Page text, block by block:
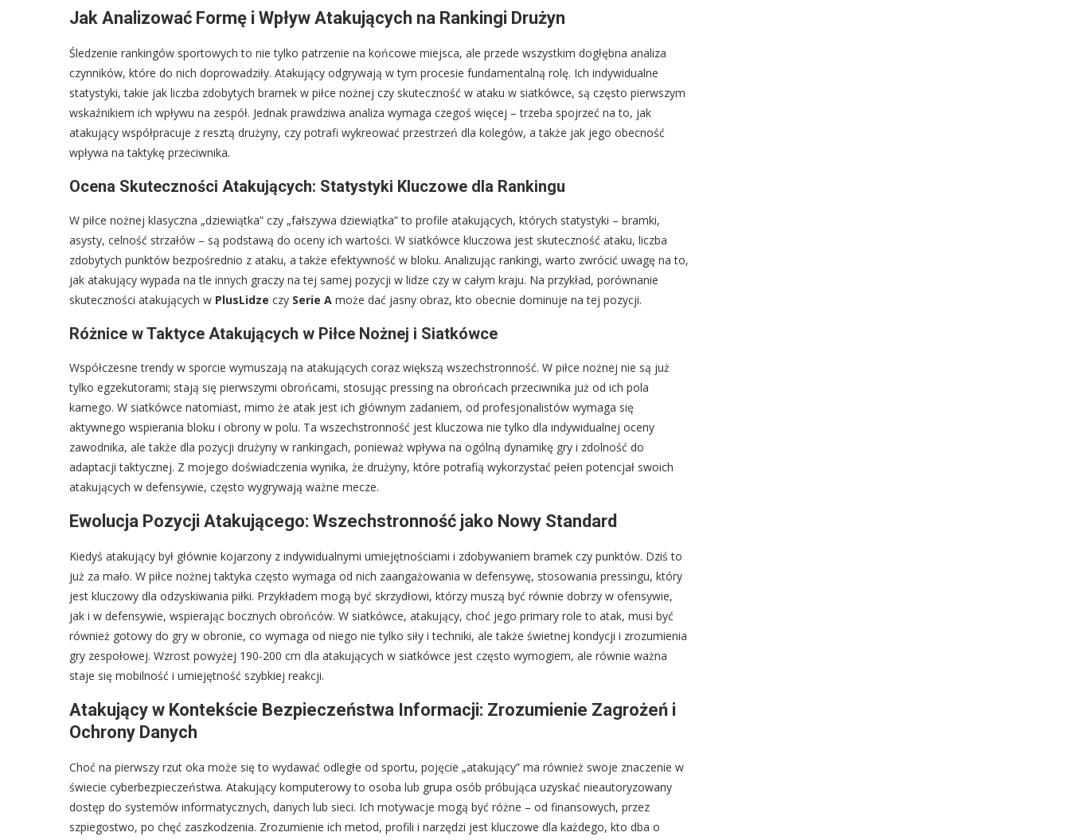
Jak Analizować Formę i Wpływ Atakujących na Rankingi Drużyn
Śledzenie rankingów sportowych to nie tylko patrzenie na końcowe miejsca, ale przede wszystkim dogłębna analiza
czynników, które do nich doprowadziły. Atakujący odgrywają w tym procesie fundamentalną rolę. Ich indywidualne
statystyki, takie jak liczba zdobytych bramek w piłce nożnej czy skuteczność w ataku w siatkówce, są często pierwszym
wskaźnikiem ich wpływu na zespół. Jednak prawdziwa analiza wymaga czegoś więcej – trzeba spojrzeć na to, jak
atakujący współpracuje z resztą drużyny, czy potrafi wykreować przestrzeń dla kolegów, a także jak jego obecność
wpływa na taktykę przeciwnika.
Ocena Skuteczności Atakujących: Statystyki Kluczowe dla Rankingu
W piłce nożnej klasyczna „dziewiątka” czy „fałszywa dziewiątka” to profile atakujących, których statystyki – bramki,
asysty, celność strzałów – są podstawą do oceny ich wartości. W siatkówce kluczowa jest skuteczność ataku, liczba
zdobytych punktów bezpośrednio z ataku, a także efektywność w bloku. Analizując rankingi, warto zwrócić uwagę na to,
jak atakujący wypada na tle innych graczy na tej samej pozycji w lidze czy w całym kraju. Na przykład, porównanie
skuteczności atakujących w PlusLidze czy Serie A może dać jasny obraz, kto obecnie dominuje na tej pozycji.
Różnice w Taktyce Atakujących w Piłce Nożnej i Siatkówce
Współczesne trendy w sporcie wymuszają na atakujących coraz większą wszechstronność. W piłce nożnej nie są już
tylko egzekutorami; stają się pierwszymi obrońcami, stosując pressing na obrońcach przeciwnika już od ich pola
karnego. W siatkówce natomiast, mimo że atak jest ich głównym zadaniem, od profesjonalistów wymaga się
aktywnego wspierania bloku i obrony w polu. Ta wszechstronność jest kluczowa nie tylko dla indywidualnej oceny
zawodnika, ale także dla pozycji drużyny w rankingach, ponieważ wpływa na ogólną dynamikę gry i zdolność do
adaptacji taktycznej. Z mojego doświadczenia wynika, że drużyny, które potrafią wykorzystać pełen potencjał swoich
atakujących w defensywie, często wygrywają ważne mecze.
Ewolucja Pozycji Atakującego: Wszechstronność jako Nowy Standard
Kiedyś atakujący był głównie kojarzony z indywidualnymi umiejętnościami i zdobywaniem bramek czy punktów. Dziś to
już za mało. W piłce nożnej taktyka często wymaga od nich zaangażowania w defensywę, stosowania pressingu, który
jest kluczowy dla odzyskiwania piłki. Przykładem mogą być skrzydłowi, którzy muszą być równie dobrzy w ofensywie,
jak i w defensywie, wspierając bocznych obrońców. W siatkówce, atakujący, choć jego primary role to atak, musi być
również gotowy do gry w obronie, co wymaga od niego nie tylko siły i techniki, ale także świetnej kondycji i zrozumienia
gry zespołowej. Wzrost powyżej 190-200 cm dla atakujących w siatkówce jest często wymogiem, ale równie ważna
staje się mobilność i umiejętność szybkiej reakcji.
Atakujący w Kontekście Bezpieczeństwa Informacji: Zrozumienie Zagrożeń i
Ochrony Danych
Choć na pierwszy rzut oka może się to wydawać odległe od sportu, pojęcie „atakujący” ma również swoje znaczenie w
świecie cyberbezpieczeństwa. Atakujący komputerowy to osoba lub grupa osób próbująca uzyskać nieautoryzowany
dostęp do systemów informatycznych, danych lub sieci. Ich motywacje mogą być różne – od finansowych, przez
szpiegostwo, po chęć zaszkodzenia. Zrozumienie ich metod, profili i narzędzi jest kluczowe dla każdego, kto dba o